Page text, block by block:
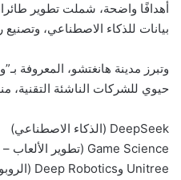
أهدافًا واضحة، شملت تطوير
بيانات للذكاء الاصطناعي،
وتبرز مدينة هانغتشو، المعروفة
حيوي للشركات الناشئة التقنية،
DeepSeek (الذكاء الاصطناعي)
Game Science (تطوير الألعاب – Black Myth: Wukong)
Unitree وDeep Robotics (الروبوتات)